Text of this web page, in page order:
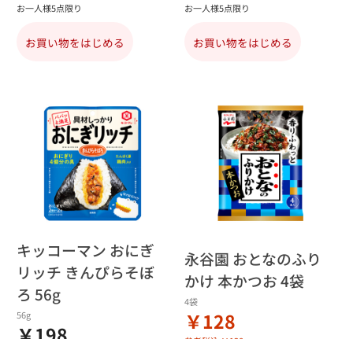
お一人様5点限り
お買い物をはじめる
お一人様5点限り
お買い物をはじめる
キッコーマン おにぎ
リッチ きんぴらそぼ
ろ 56g
56g
永谷園 おとなのふり
かけ 本かつお 4袋
4袋
￥128